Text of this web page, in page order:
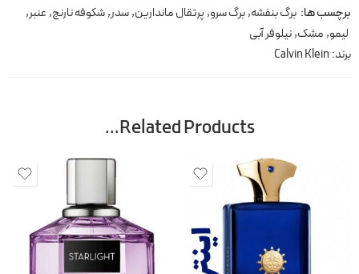
برچسب ها: برگ بنفشه,برگ سرو, پرتقال ماندارین,سدر,شکوفه نارنج, عنبر,
لیمو, مشک,نیلوفر آبی
برند: Calvin Klein
Related Products…